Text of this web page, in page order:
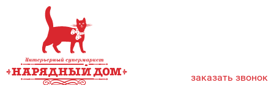
заказать звонок